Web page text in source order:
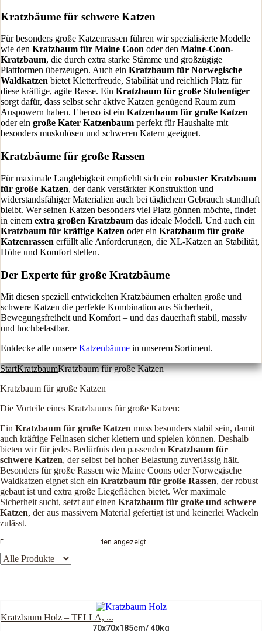
Kratzbäume für schwere Katzen
Für besonders große Katzenrassen führen wir spezialisierte Modelle
wie den Kratzbaum für Maine Coon oder den Maine-Coon-
Kratzbaum, die durch extra starke Stämme und großzügige
Plattformen überzeugen. Auch ein Kratzbaum für Norwegische
Waldkatzen bietet Kletterfreude, Stabilität und reichlich Platz für
diese kräftige, agile Rasse. Ein Kratzbaum für große Stubentiger
sorgt dafür, dass selbst sehr aktive Katzen genügend Raum zum
Auspowern haben. Ebenso ist ein Katzenbaum für große Katzen
oder ein große Kater Katzenbaum perfekt für Haushalte mit
besonders muskulösen und schweren Katern geeignet.
Kratzbäume für große Rassen
Für maximale Langlebigkeit empfiehlt sich ein robuster Kratzbaum
für große Katzen, der dank verstärkter Konstruktion und
widerstandsfähiger Materialien auch bei täglichem Gebrauch standhaft
bleibt. Wer seinen Katzen besonders viel Platz gönnen möchte, findet
in einem extra großen Kratzbaum das ideale Modell. Und auch ein
Kratzbaum für kräftige Katzen oder ein Kratzbaum für große
Katzenrassen erfüllt alle Anforderungen, die XL-Katzen an Stabilität,
Höhe und Komfort stellen.
Der Experte für große Kratzbäume
Mit diesen speziell entwickelten Kratzbäumen erhalten große und
schwere Katzen die perfekte Kombination aus Sicherheit,
Bewegungsfreiheit und Komfort – und das dauerhaft stabil, massiv
und hochbelastbar.
Entdecke alle unsere Katzenbäume in unserem Sortiment.
StartKratzbaumKratzbaum für große Katzen
Kratzbaum für große Katzen
Die Vorteile eines Kratzbaums für große Katzen:
Ein Kratzbaum für große Katzen muss besonders stabil sein, damit
auch kräftige Fellnasen sicher klettern und spielen können. Deshalb
bieten wir für jedes Bedürfnis den passenden Kratzbaum für
schwere Katzen, der selbst bei hoher Belastung zuverlässig hält.
Besonders für große Rassen wie Maine Coons oder Norwegische
Waldkatzen eignet sich ein Kratzbaum für große Rassen, der robust
gebaut ist und extra große Liegeflächen bietet. Wer maximale
Sicherheit sucht, setzt auf einen Kratzbaum für große und schwere
Katzen, der aus massivem Material gefertigt ist und keinerlei Wackeln
zulässt.
Ergebnisse 1 – 20 von 182 werden angezeigt
Kratzbaum Holz – TELLA, ...
70x70x185cm/ 40kg